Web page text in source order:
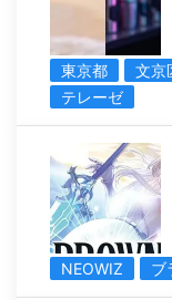
東京都
文京
テレーゼ
NEOWIZ
ブ